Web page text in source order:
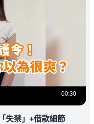
00:30
失禁」+借款細節